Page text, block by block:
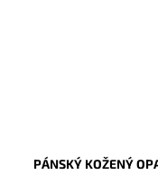
PÁNSKÝ KOŽENÝ